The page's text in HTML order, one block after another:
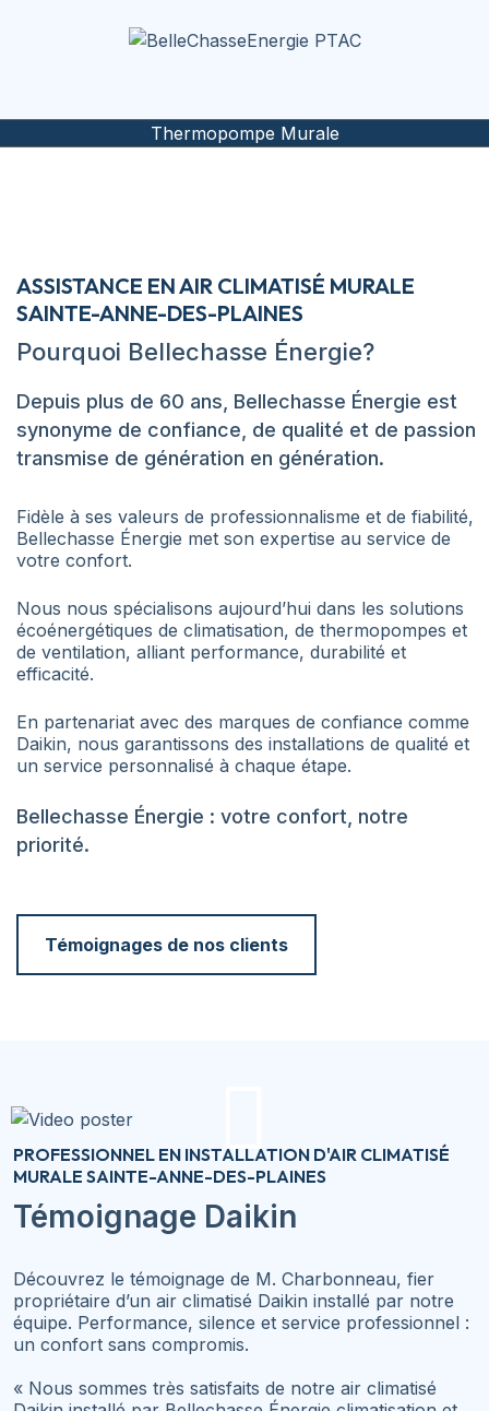
Thermopompe Murale
ASSISTANCE EN AIR CLIMATISÉ MURALE
SAINTE-ANNE-DES-PLAINES
Pourquoi Bellechasse Énergie?
Depuis plus de 60 ans, Bellechasse Énergie est
synonyme de confiance, de qualité et de passion
transmise de génération en génération.
Fidèle à ses valeurs de professionnalisme et de fiabilité,
Bellechasse Énergie met son expertise au service de
votre confort.
Nous nous spécialisons aujourd’hui dans les solutions
écoénergétiques de climatisation, de thermopompes et
de ventilation, alliant performance, durabilité et
efficacité.
En partenariat avec des marques de confiance comme
Daikin, nous garantissons des installations de qualité et
un service personnalisé à chaque étape.
Bellechasse Énergie : votre confort, notre
priorité.
Témoignages de nos clients
PROFESSIONNEL EN INSTALLATION D'AIR CLIMATISÉ
MURALE SAINTE-ANNE-DES-PLAINES
Témoignage Daikin
Découvrez le témoignage de M. Charbonneau, fier
propriétaire d’un air climatisé Daikin installé par notre
équipe. Performance, silence et service professionnel :
un confort sans compromis.
« Nous sommes très satisfaits de notre air climatisé